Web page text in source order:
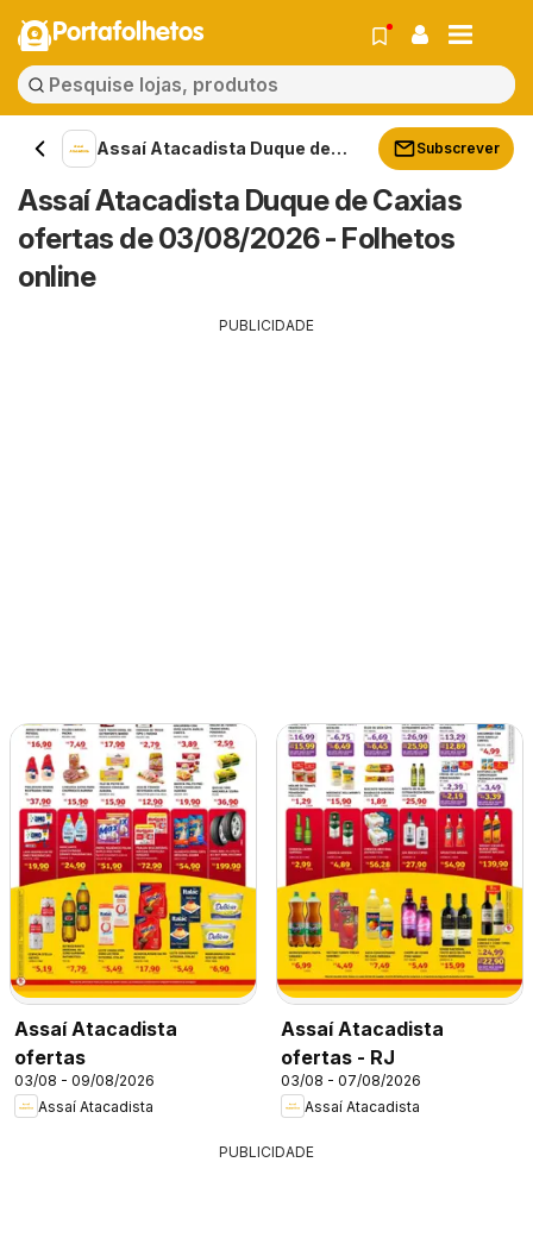
Portafolhetos
Assaí Atacadista Duque de
Subscrever
Assaí Atacadista Duque de Caxias
ofertas de 03/08/2026 - Folhetos
online
PUBLICIDADE
Assaí Atacadista
ofertas
03/08 - 09/08/2026
Assaí Atacadista
Assaí Atacadista
ofertas - RJ
03/08 - 07/08/2026
Assaí Atacadista
PUBLICIDADE